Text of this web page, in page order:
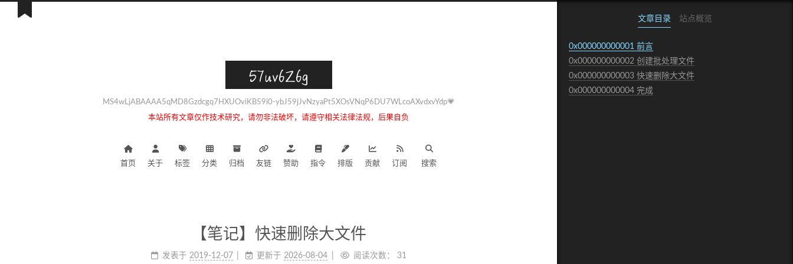
57uv6Z6g
MS4wLjABAAAA5qMD8Gzdcgq7HXUOviKB59i0-ybJ59jJvNzyaPt5XOsVNqP6DU7WLcoAXvdxvYdp💗
本站所有文章仅作技术研究，请勿非法破坏，请遵守相关法律法规，后果自负
首页 关于 标签 分类 归档 友链 赞助 指令 排版 贡献 订阅 搜索
文章目录 站点概览
0x000000000001 前言
0x000000000002 创建批处理文件
0x000000000003 快速删除大文件
0x000000000004 完成
【笔记】快速删除大文件
发表于 2019-12-07 更新于 2026-08-04 阅读次数： 31